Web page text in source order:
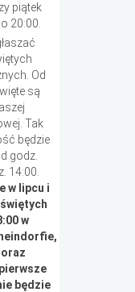
piątek
20:00.
Od
są
Tak
będzie
godz.
14:00.
w lipcu i
w
będzie